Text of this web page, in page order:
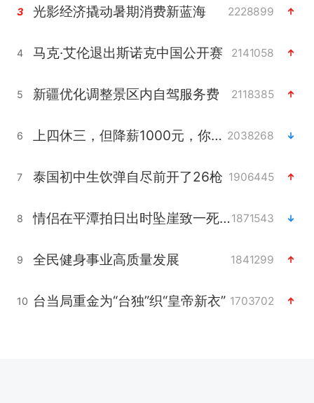
3 光影经济撬动暑期消费新蓝海 2228899
4 马克·艾伦退出斯诺克中国公开赛 2141058
5 新疆优化调整景区内自驾服务费 2118385
6 上四休三，但降薪1000元，你接受吗？ 2038268
7 泰国初中生饮弹自尽前开了26枪 1906445
8 情侣在平潭拍日出时坠崖致一死一伤1871543
9 全民健身事业高质量发展 1841299
10 台当局重金为“台独”织“皇帝新衣” 1703702